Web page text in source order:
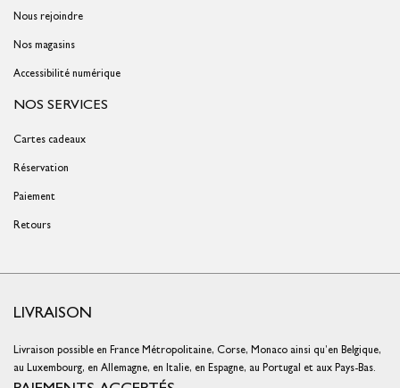
Nous rejoindre
Nos magasins
Accessibilité numérique
NOS SERVICES
Cartes cadeaux
Réservation
Paiement
Retours
LIVRAISON
Livraison possible en France Métropolitaine, Corse, Monaco ainsi qu’en Belgique,
au Luxembourg, en Allemagne, en Italie, en Espagne, au Portugal et aux Pays-Bas.